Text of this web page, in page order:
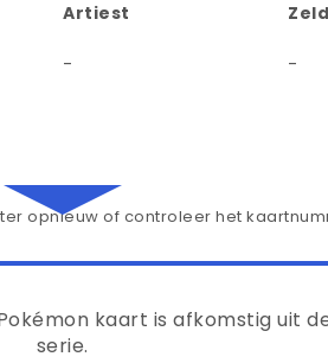
Artiest
- -
opnieuw of controleer het
kaart is afkomstig uit
serie.